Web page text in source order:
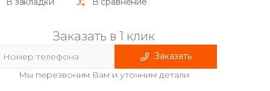
Заказать в 1 клик
Заказать
Мы перезвоним Вам и уточним детали